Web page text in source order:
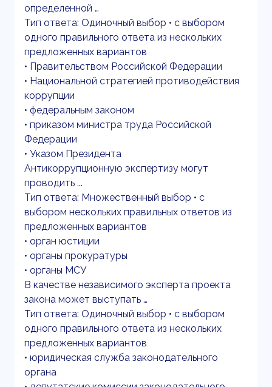
определенной …
Тип ответа: Одиночный выбор • с выбором
одного правильного ответа из нескольких
предложенных вариантов
• Правительством Российской Федерации
• Национальной стратегией противодействия
коррупции
• федеральным законом
• приказом министра труда Российской
Федерации
• Указом Президента
Антикоррупционную экспертизу могут
проводить ...
Тип ответа: Множественный выбор • с
выбором нескольких правильных ответов из
предложенных вариантов
• орган юстиции
• органы прокуратуры
• органы МСУ
В качестве независимого эксперта проекта
закона может выступать …
Тип ответа: Одиночный выбор • с выбором
одного правильного ответа из нескольких
предложенных вариантов
• юридическая служба законодательного
органа